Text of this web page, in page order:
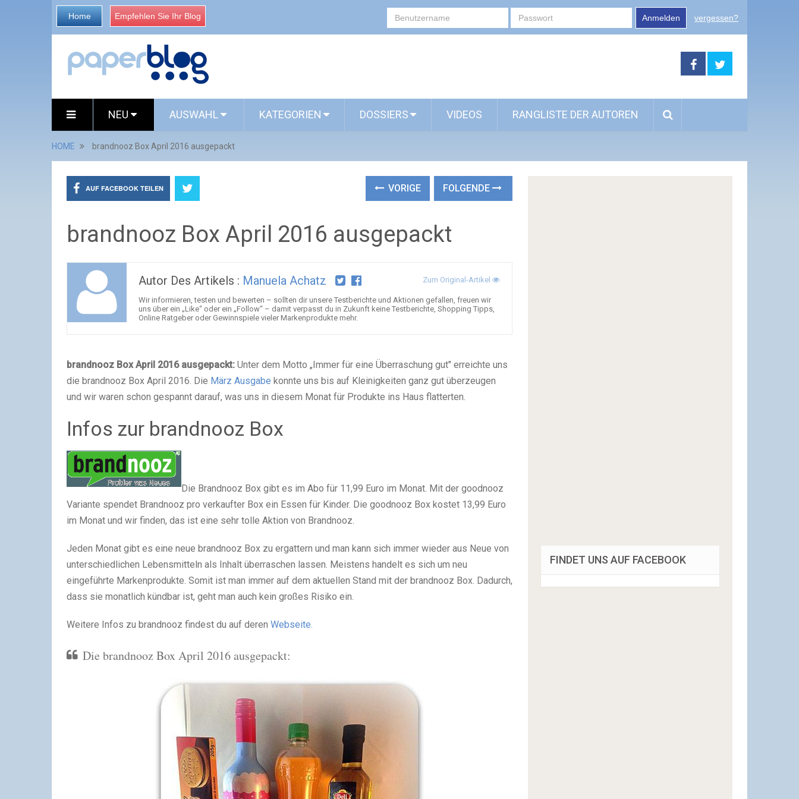
Home Empfehlen Sie Ihr Blog Anmelden vergessen?
NEU AUSWAHL KATEGORIEN DOSSIERS VIDEOS RANGLISTE DER AUTOREN
HOME brandnooz Box April 2016 ausgepackt
AUF FACEBOOK TEILEN VORIGE FOLGENDE
brandnooz Box April 2016 ausgepackt
Autor Des Artikels : Manuela Achatz Zum Original-Artikel
Wir informieren, testen und bewerten – sollten dir unsere Testberichte und Aktionen gefallen, freuen wir
uns über ein „Like“ oder ein „Follow“ – damit verpasst du in Zukunft keine Testberichte, Shopping Tipps,
Online Ratgeber oder Gewinnspiele vieler Markenprodukte mehr.
brandnooz Box April 2016 ausgepackt: Unter dem Motto „Immer für eine Überraschung gut" erreichte uns
die brandnooz Box April 2016. Die März Ausgabe konnte uns bis auf Kleinigkeiten ganz gut überzeugen
und wir waren schon gespannt darauf, was uns in diesem Monat für Produkte ins Haus flatterten.
Infos zur brandnooz Box
Die Brandnooz Box gibt es im Abo für 11,99 Euro im Monat. Mit der goodnooz
Variante spendet Brandnooz pro verkaufter Box ein Essen für Kinder. Die goodnooz Box kostet 13,99 Euro
im Monat und wir finden, das ist eine sehr tolle Aktion von Brandnooz.
Jeden Monat gibt es eine neue brandnooz Box zu ergattern und man kann sich immer wieder aus Neue von
unterschiedlichen Lebensmitteln als Inhalt überraschen lassen. Meistens handelt es sich um neu
eingeführte Markenprodukte. Somit ist man immer auf dem aktuellen Stand mit der brandnooz Box. Dadurch,
dass sie monatlich kündbar ist, geht man auch kein großes Risiko ein.
Weitere Infos zu brandnooz findest du auf deren Webseite.
Die brandnooz Box April 2016 ausgepackt:
FINDET UNS AUF FACEBOOK